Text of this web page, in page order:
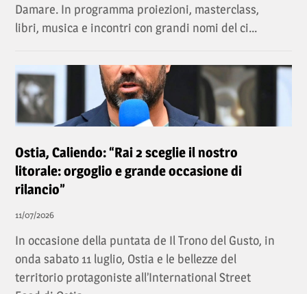
Damare. In programma proiezioni, masterclass,
libri, musica e incontri con grandi nomi del ci...
Ostia, Caliendo: “Rai 2 sceglie il nostro
litorale: orgoglio e grande occasione di
rilancio”
11/07/2026
In occasione della puntata de Il Trono del Gusto, in
onda sabato 11 luglio, Ostia e le bellezze del
territorio protagoniste all’International Street